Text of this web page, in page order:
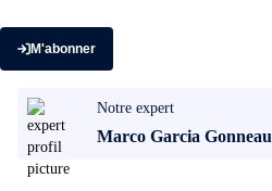
M'abonner
Notre expert
Marco Garcia Gonneau